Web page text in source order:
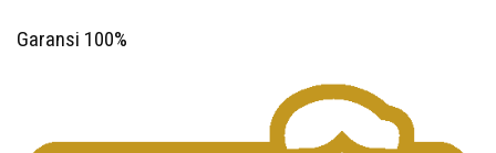
Garansi 100%